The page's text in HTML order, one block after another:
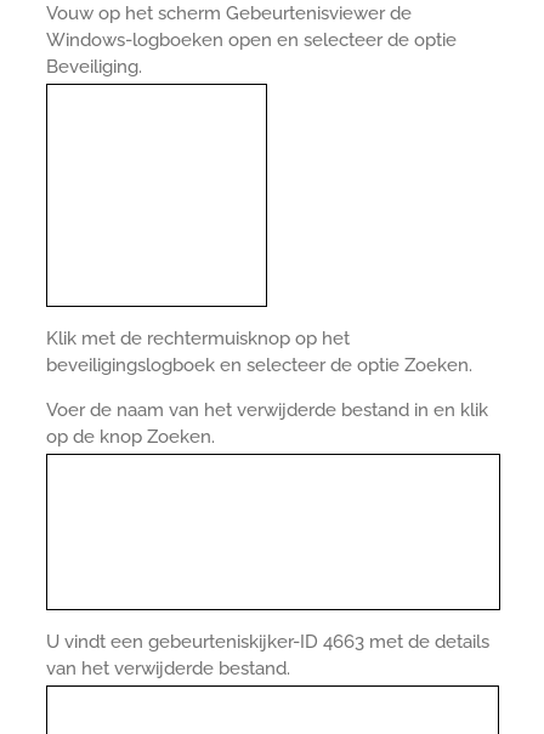
Vouw op het scherm Gebeurtenisviewer de
Windows-logboeken open en selecteer de optie
Beveiliging.
Klik met de rechtermuisknop op het
beveiligingslogboek en selecteer de optie Zoeken.
Voer de naam van het verwijderde bestand in en klik
op de knop Zoeken.
U vindt een gebeurteniskijker-ID 4663 met de details
van het verwijderde bestand.